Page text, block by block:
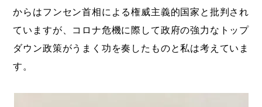
からはフンセン首相による権威主義的国家と批判され
ていますが、コロナ危機に際して政府の強力なトップ
ダウン政策がうまく功を奏したものと私は考えていま
す。